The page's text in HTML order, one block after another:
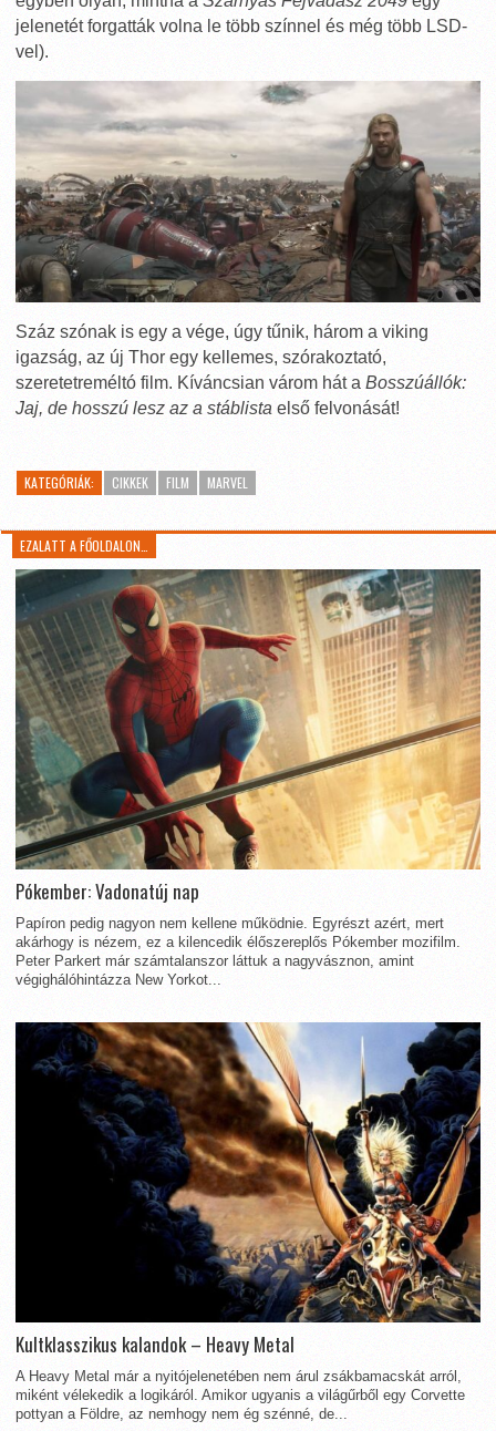
jelenetét forgatták volna le több színnel és még több LSD-
vel).
Száz szónak is egy a vége, úgy tűnik, három a viking
igazság, az új Thor egy kellemes, szórakoztató,
szeretetreméltó film. Kíváncsian várom hát a Bosszúállók:
Jaj, de hosszú lesz az a stáblista első felvonását!
KATEGÓRIÁK: CIKKEK FILM MARVEL
EZALATT A FŐOLDALON…
Pókember: Vadonatúj nap
Papíron pedig nagyon nem kellene működnie. Egyrészt azért, mert
akárhogy is nézem, ez a kilencedik élőszereplős Pókember mozifilm.
Peter Parkert már számtalanszor láttuk a nagyvásznon, amint
végighálóhintázza New Yorkot...
Kultklasszikus kalandok – Heavy Metal
A Heavy Metal már a nyitójelenetében nem árul zsákbamacskát arról,
miként vélekedik a logikáról. Amikor ugyanis a világűrből egy Corvette
pottyan a Földre, az nemhogy nem ég szénné, de...